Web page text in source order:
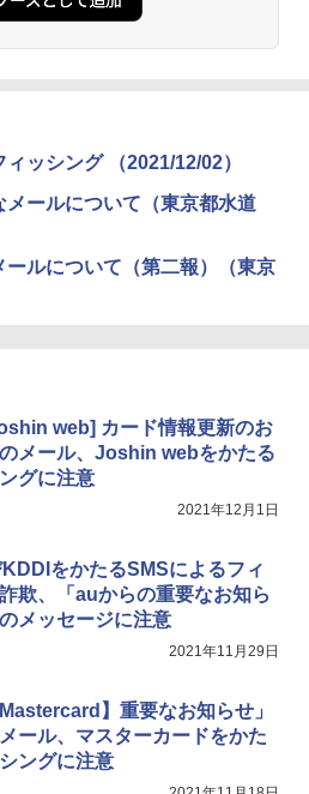
ッシング （2021/12/02）
ールについて（東京都水道
ルについて（第二報）（東京
web] カード情報更新のお
メール、Joshin webをかたる
グに注意
2021年12月1日
をかたるSMSによるフィ
欺、「auからの重要なお知ら
メッセージに注意
2021年11月29日
】重要なお知らせ」
ール、マスターカードをかた
ングに注意